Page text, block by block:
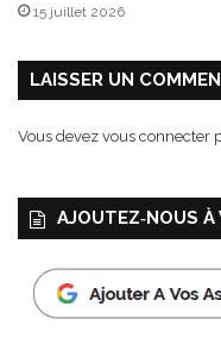
15 juillet 2026
LAISSER UN
Vous devez vous connecter
AJOUTEZ‑NOUS À